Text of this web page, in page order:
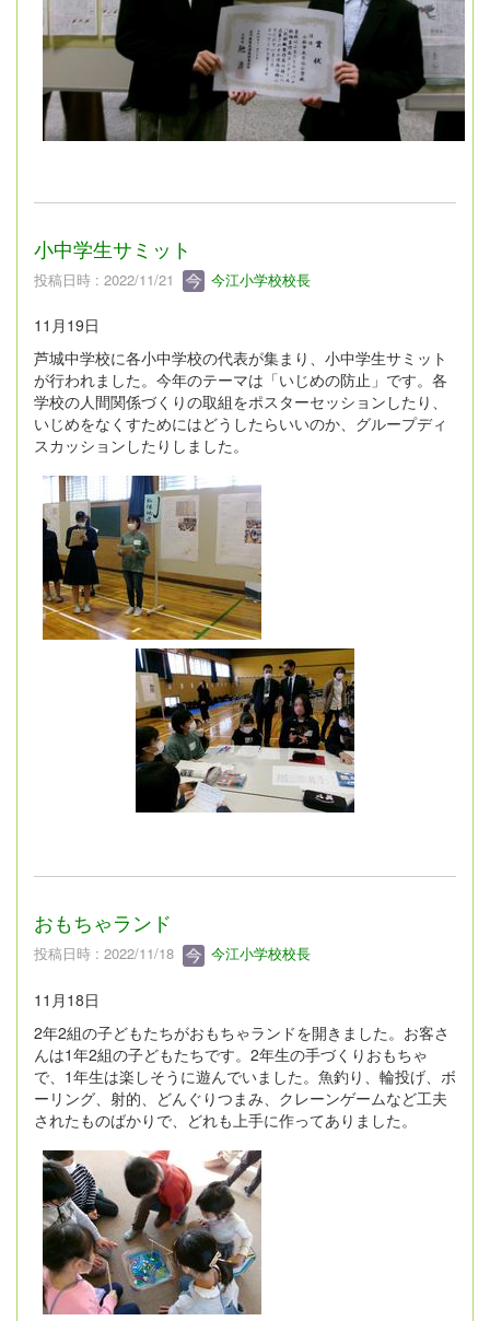
小中学生サミット
投稿日時 : 2022/11/21 今江小学校校長
11月19日
芦城中学校に各小中学校の代表が集まり、小中学生サミット
が行われました。今年のテーマは「いじめの防止」です。各
学校の人間関係づくりの取組をポスターセッションしたり、
いじめをなくすためにはどうしたらいいのか、グループディ
スカッションしたりしました。
おもちゃランド
投稿日時 : 2022/11/18 今江小学校校長
11月18日
2年2組の子どもたちがおもちゃランドを開きました。お客さ
んは1年2組の子どもたちです。2年生の手づくりおもちゃ
で、1年生は楽しそうに遊んでいました。魚釣り、輪投げ、ボ
ーリング、射的、どんぐりつまみ、クレーンゲームなど工夫
されたものばかりで、どれも上手に作ってありました。